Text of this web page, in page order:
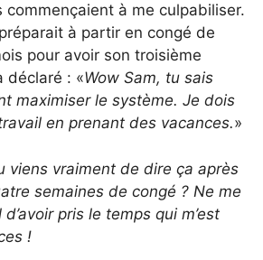
commençaient à me culpabiliser.
à partir en congé de
pour avoir son troisième
déclaré : «Wow Sam, tu sais
maximiser le système. Je dois
en prenant des vacances.»
viens vraiment de dire ça après
semaines de congé ? Ne me
pris le temps qui m’est
!